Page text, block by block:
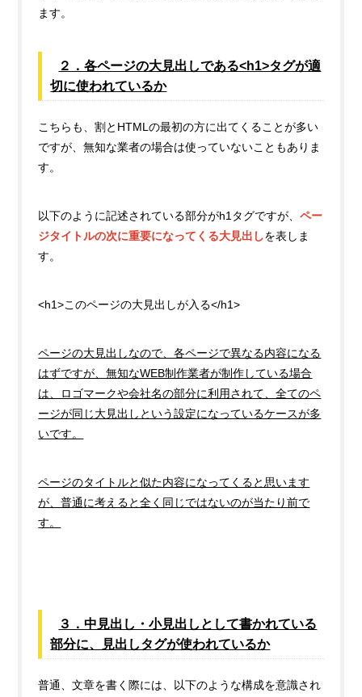
ます。
２．各ページの大見出しである<h1>タグが適
切に使われているか
こちらも、割とHTMLの最初の方に出てくることが多い
ですが、無知な業者の場合は使っていないこともありま
す。
以下のように記述されている部分がh1タグですが、ペー
ジタイトルの次に重要になってくる大見出しを表しま
す。
<h1>このページの大見出しが入る</h1>
ページの大見出しなので、各ページで異なる内容になる
はずですが、無知なWEB制作業者が制作している場合
は、ロゴマークや会社名の部分に利用されて、全てのペ
ージが同じ大見出しという設定になっているケースが多
いです。
ページのタイトルと似た内容になってくると思います
が、普通に考えると全く同じではないのが当たり前で
す。
３．中見出し・小見出しとして書かれている
部分に、見出しタグが使われているか
普通、文章を書く際には、以下のような構成を意識され